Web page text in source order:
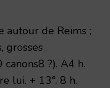
autour de Reims ;
grosses
?). A4 h.
lui. + 13°. 8 h.